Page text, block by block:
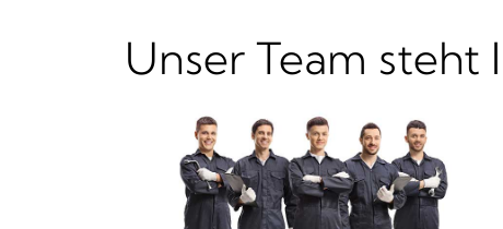
Unser Team